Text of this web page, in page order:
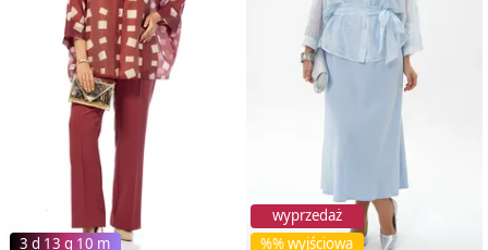
3 d 13 g 09 m %% wyjściowa
wyprzedaż